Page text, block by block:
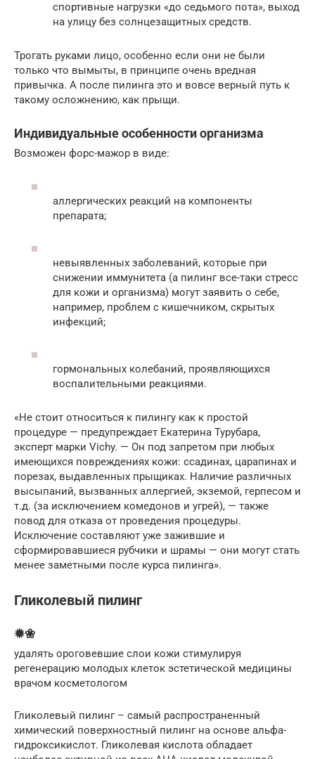
спортивные нагрузки «до седьмого пота», выход
на улицу без солнцезащитных средств.
Трогать руками лицо, особенно если они не были
только что вымыты, в принципе очень вредная
привычка. А после пилинга это и вовсе верный путь к
такому осложнению, как прыщи.
Индивидуальные особенности организма
Возможен форс-мажор в виде:
аллергических реакций на компоненты
препарата;
невыявленных заболеваний, которые при
снижении иммунитета (а пилинг все-таки стресс
для кожи и организма) могут заявить о себе,
например, проблем с кишечником, скрытых
инфекций;
гормональных колебаний, проявляющихся
воспалительными реакциями.
«Не стоит относиться к пилингу как к простой
процедуре — предупреждает Екатерина Турубара,
эксперт марки Vichy. — Он под запретом при любых
имеющихся повреждениях кожи: ссадинах, царапинах и
порезах, выдавленных прыщиках. Наличие различных
высыпаний, вызванных аллергией, экземой, герпесом и
т.д. (за исключением комедонов и угрей), — также
повод для отказа от проведения процедуры.
Исключение составляют уже зажившие и
сформировавшиеся рубчики и шрамы — они могут стать
менее заметными после курса пилинга».
Гликолевый пилинг
✹❀
удалять ороговевшие слои кожи стимулируя
регенерацию молодых клеток эстетической медицины
врачом косметологом
Гликолевый пилинг – самый распространенный
химический поверхностный пилинг на основе альфа-
гидроксикислот. Гликолевая кислота обладает